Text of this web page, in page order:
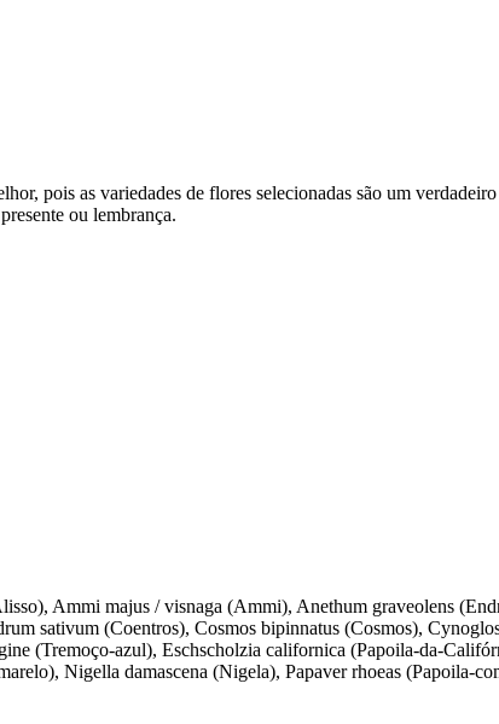
pois as variedades de flores selecionadas são um
ou lembrança.
Ammi majus / visnaga (Ammi), Anethum graveolens
sativum (Coentros), Cosmos bipinnatus (Cosmos),
(Tremoço-azul), Eschscholzia californica (Papoila-da-
Nigella damascena (Nigela), Papaver rhoeas (Papoila-